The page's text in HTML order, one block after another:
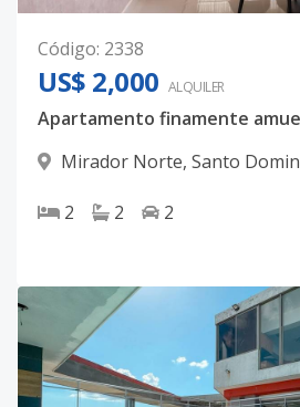
Código: 2338
US$ 2,000 ALQUILER
Mirador Norte, Santo
2 2 2